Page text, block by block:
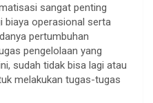
sangat penting
biaya operasional serta
pertumbuhan
pengelolaan yang
sudah tidak bisa lagi atau
melakukan tugas-tugas